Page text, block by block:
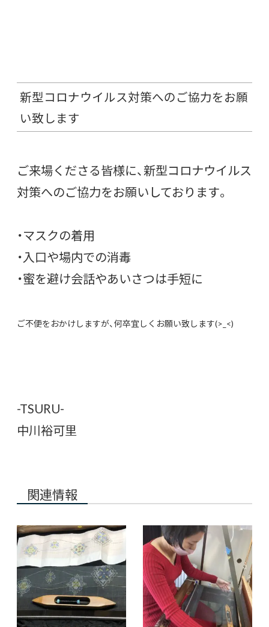
新型コロナウイルス対策へのご協力をお願
い致します
ご来場くださる皆様に、新型コロナウイルス
対策へのご協力をお願いしております。
・マスクの着用
・入口や場内での消毒
・蜜を避け会話やあいさつは手短に
ご不便をおかけしますが、何卒宜しくお願い致します(>_<)
-TSURU-
中川裕可里
関連情報